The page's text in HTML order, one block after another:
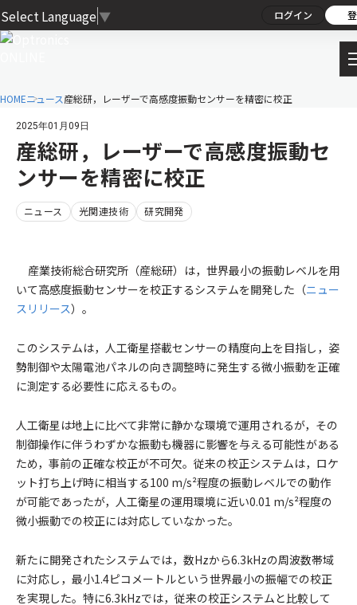
Select Language ▼ ログイン
HOMEニュース産総研，レーザーで高感度振動センサーを精密に校正
2025年01月09日
産総研，レーザーで高感度振動セ
ンサーを精密に校正
ニュース 光関連技術 研究開発
産業技術総合研究所（産総研）は，世界最小の振動レベルを用
いて高感度振動センサーを校正するシステムを開発した（ニュー
スリリース）。
このシステムは，人工衛星搭載センサーの精度向上を目指し，姿
勢制御や太陽電池パネルの向き調整時に発生する微小振動を正確
に測定する必要性に応えるもの。
人工衛星は地上に比べて非常に静かな環境で運用されるが，その
制御操作に伴うわずかな振動も機器に影響を与える可能性がある
ため，事前の正確な校正が不可欠。従来の校正システムは，ロケ
ット打ち上げ時に相当する100 m/s²程度の振動レベルでの動作
が可能であったが，人工衛星の運用環境に近い0.01 m/s²程度の
微小振動での校正には対応していなかった。
新たに開発されたシステムでは，数Hzから6.3kHzの周波数帯域
に対応し，最小1.4ピコメートルという世界最小の振幅での校正
を実現した。特に6.3kHzでは，従来の校正システムと比較して